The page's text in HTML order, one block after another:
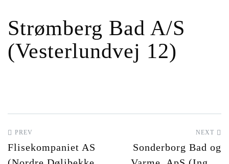
Strømberg Bad A/S
(Vesterlundvej 12)
PREV
Flisekompaniet AS
NEXT
Sonderborg Bad og